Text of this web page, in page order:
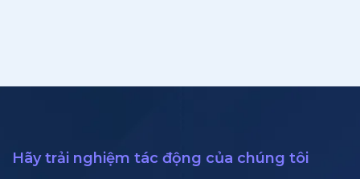
Hãy trải nghiệm tác động của chúng tôi